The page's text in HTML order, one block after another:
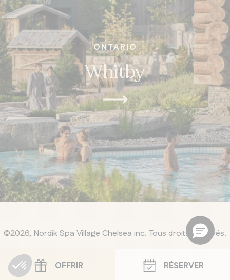
OFFRIR RÉSERVER
ONTARIO
Whitby
©2026, Nordik Spa Village Chelsea inc. Tous droits réservés.